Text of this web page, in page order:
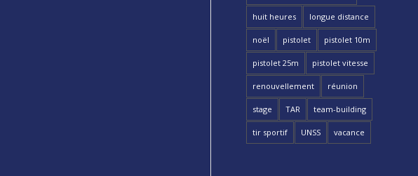
huit heures longue distance
noël pistolet pistolet 10m
pistolet 25m pistolet vitesse
renouvellement réunion
stage TAR team-building
tir sportif UNSS vacance